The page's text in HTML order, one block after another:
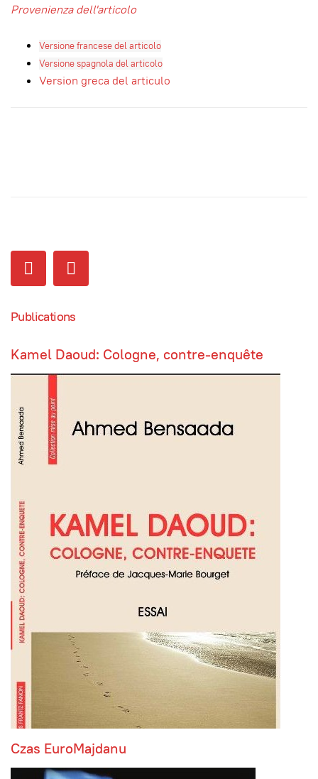
Provenienza dell'articolo
Versione francesedelarticolo
Versione spagnola delarticolo
Version greca del articulo
Publications
Kamel Daoud: Cologne, contre-enquête
Czas EuroMajdanu